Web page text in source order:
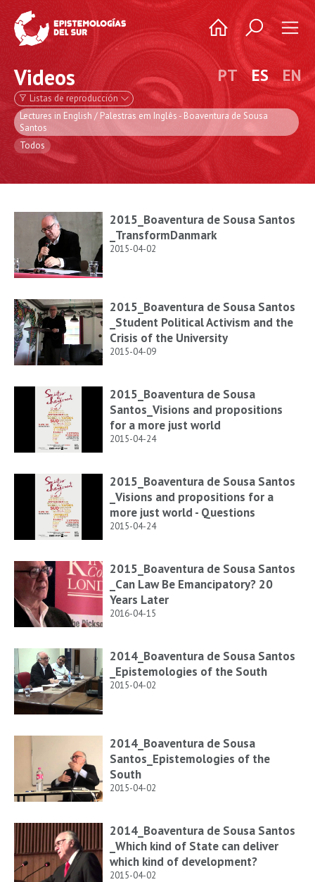
PT ES EN
Videos
Listas de reproducción
Lectures in English / Palestras em Inglês - Boaventura de Sousa
Santos
Todos
2015_Boaventura de Sousa Santos
_TransformDanmark
2015-04-02
2015_Boaventura de Sousa Santos
_Student Political Activism and the
Crisis of the University
2015-04-09
2015_Boaventura de Sousa
Santos_Visions and propositions
for a more just world
2015-04-24
2015_Boaventura de Sousa Santos
_Visions and propositions for a
more just world - Questions
2015-04-24
2015_Boaventura de Sousa Santos
_Can Law Be Emancipatory? 20
Years Later
2016-04-15
2014_Boaventura de Sousa Santos
_Epistemologies of the South
2015-04-02
2014_Boaventura de Sousa
Santos_Epistemologies of the
South
2015-04-02
2014_Boaventura de Sousa Santos
_Which kind of State can deliver
which kind of development?
2015-04-02